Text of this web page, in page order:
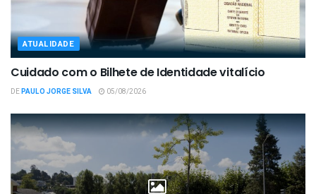
ATUALIDADE
Cuidado com o Bilhete de Identidade vitalício
DEPAULO JORGE SILVA 05/08/2026